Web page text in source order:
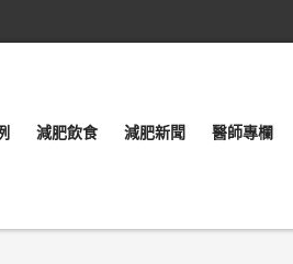
減肥飲食 減肥新聞 醫師專欄